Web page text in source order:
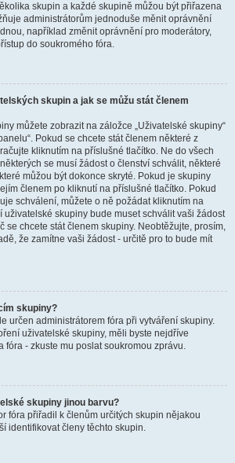
skupin a každé skupině můžou být přiřazena
administrátorům jednoduše měnit oprávnění
například změnit oprávnění pro moderátory,
do soukromého fóra.
skupin a jak se můžu stát členem
můžete zobrazit na záložce „Uživatelské skupiny“
Pokud se chcete stát členem některé z
kliknutím na příslušné tlačítko. Ne do všech
se musí žádost o členství schválit, některé
můžou být dokonce skryté. Pokud je skupiny
členem po kliknutí na příslušné tlačítko. Pokud
schválení, můžete o ně požádat kliknutím na
uživatelské skupiny bude muset schválit vaši žádost
se chcete stát členem skupiny. Neobtěžujte, prosím,
že zamítne vaši žádost - určitě pro to bude mít
skupiny?
určen administrátorem fóra při vytváření skupiny.
uživatelské skupiny, měli byste nejdříve
fóra - zkuste mu poslat soukromou zprávu.
skupiny jinou barvu?
fóra přiřadil k členům určitých skupin nějakou
identifikovat členy těchto skupin.